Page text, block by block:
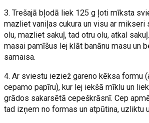
3. Trešajā bļodā liek 125 g ļoti mīksta
mazliet vaniļas cukura un visu ar mikseri
olu, mazliet sakuļ, tad otru olu, atkal
masai pamīšus lej klāt banānu masu un
samaisa.
4. Ar sviestu ieziež gareno kēksa formu
cepamo papīru), kur lej iekšā mīklu un
grādos sakarsētā cepeškrāsnī. Cep
tad izņem no formas un atpūtina, uzliktu